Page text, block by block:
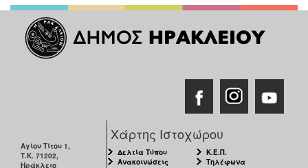
Αγίου Τίτου 1,
Τ.Κ. 71202,
Ηράκλειο
Χάρτης Ιστοχώρου
Δελτία Τύπου
Ανακοινώσεις
Κ.Ε.Π.
Τηλέφωνα